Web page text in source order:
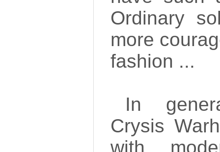
Ordinary
more
fashion ...
In
Crysis
with